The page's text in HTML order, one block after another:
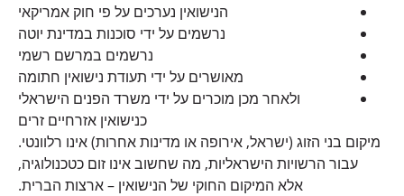
הנישואין נערכים על פי חוק אמריקאי
נרשמים על ידי סוכנות במדינת יוטה
נרשמים במרשם רשמי
מאושרים על ידי תעודת נישואין חתומה
ולאחר מכן מוכרים על ידי משרד הפנים הישראלי
כנישואין אזרחיים זרים
מיקום בני הזוג (ישראל, אירופה או מדינות אחרות) אינו רלוונטי.
עבור הרשויות הישראליות, מה שחשוב אינו זום כטכנולוגיה,
אלא המיקום החוקי של הנישואין – ארצות הברית.